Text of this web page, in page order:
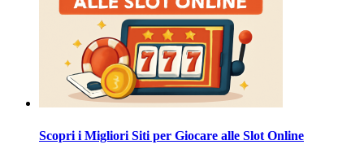
Scopri i Migliori Siti per Giocare alle Slot Online